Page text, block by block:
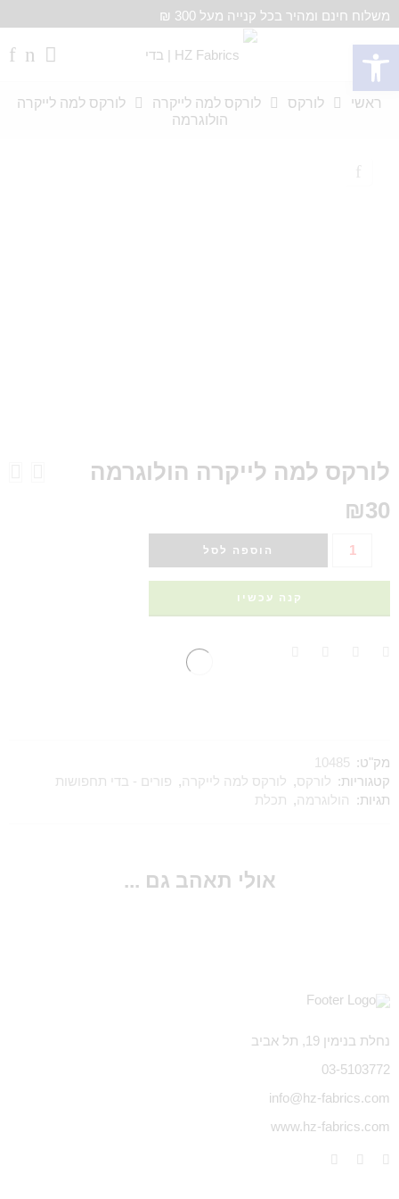
פתח סרגל נגישות
משלוח חינם ומהיר בכל קנייה מעל 300 ₪
ראשי לורקס לורקס למה לייקרה
לורקס למה לייקרה
הולוגרמה
לורקס למה לייקרה הולוגרמה
₪30
הוספה לסל
קנה עכשיו
מק"ט: 10485
קטגוריות: לורקס, לורקס למה לייקרה, פורים - בדי תחפושות
תגיות:
הולוגרמה, תכלת
אולי תאהב גם ...
נחלת בנימין 19, תל אביב
03-5103772
info@hz-fabrics.com
www.hz-fabrics.com